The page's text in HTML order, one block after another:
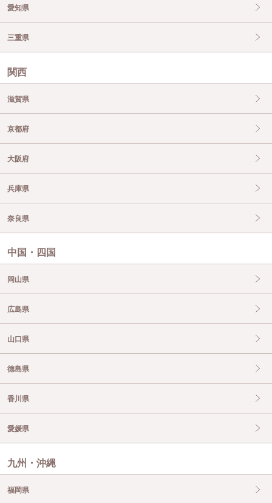
愛知県
三重県
関西
滋賀県
京都府
大阪府
兵庫県
奈良県
中国・四国
岡山県
広島県
山口県
徳島県
香川県
愛媛県
九州・沖縄
福岡県